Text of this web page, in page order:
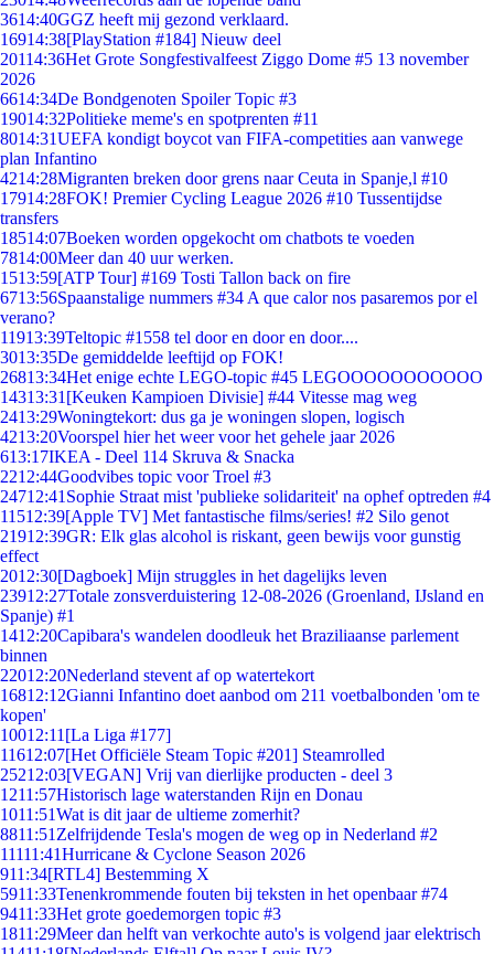
3614:40GGZ heeft mij gezond verklaard.
16914:38[PlayStation #184] Nieuw deel
20114:36Het Grote Songfestivalfeest Ziggo Dome #5 13 november
2026
6614:34De Bondgenoten Spoiler Topic #3
19014:32Politieke meme's en spotprenten #11
8014:31UEFA kondigt boycot van FIFA-competities aan vanwege
plan Infantino
4214:28Migranten breken door grens naar Ceuta in Spanje,l #10
17914:28FOK! Premier Cycling League 2026 #10 Tussentijdse
transfers
18514:07Boeken worden opgekocht om chatbots te voeden
7814:00Meer dan 40 uur werken.
1513:59[ATP Tour] #169 Tosti Tallon back on fire
6713:56Spaanstalige nummers #34 A que calor nos pasaremos por el
verano?
11913:39Teltopic #1558 tel door en door en door....
3013:35De gemiddelde leeftijd op FOK!
26813:34Het enige echte LEGO-topic #45 LEGOOOOOOOOOOO
14313:31 [Keuken Kampioen Divisie] #44 Vitesse mag weg
2413:29Woningtekort: dus ga je woningen slopen, logisch
4213:20Voorspel hier het weer voor het gehele jaar 2026
613:17IKEA - Deel 114 Skruva & Snacka
2212:44Goodvibes topic voor Troel #3
24712:41 Sophie Straat mist 'publieke solidariteit' na ophef optreden #4
11512:39[Apple TV] Met fantastische films/series! #2 Silo genot
21912:39GR: Elk glas alcohol is riskant, geen bewijs voor gunstig
effect
2012:30[Dagboek] Mijn struggles in het dagelijks leven
23912:27Totale zonsverduistering 12-08-2026 (Groenland, IJsland en
Spanje) #1
1412:20Capibara's wandelen doodleuk het Braziliaanse parlement
binnen
22012:20Nederland stevent af op watertekort
16812:12Gianni Infantino doet aanbod om 211 voetbalbonden 'om te
kopen'
10012:11 [La Liga #177]
11612:07[Het Officiële Steam Topic #201] Steamrolled
25212:03[VEGAN] Vrij van dierlijke producten - deel 3
1211:57Historisch lage waterstanden Rijn en Donau
1011:51Wat is dit jaar de ultieme zomerhit?
8811:51 Zelfrijdende Tesla's mogen de weg op in Nederland #2
11111:41Hurricane & Cyclone Season 2026
911:34[RTL4] Bestemming X
5911:33Tenenkrommende fouten bij teksten in het openbaar #74
9411:33Het grote goedemorgen topic #3
1811:29Meer dan helft van verkochte auto's is volgend jaar elektrisch